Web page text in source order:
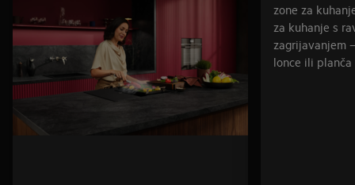
zone za
za kuhanje s
zagrijavanjem
lonce ili